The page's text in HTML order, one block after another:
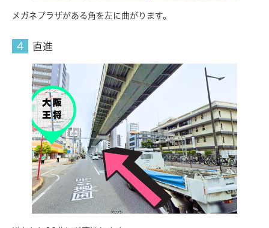
メガネプラザがある角を左に曲がります。
直進